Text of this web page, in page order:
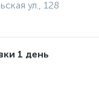
ул., 128
1 день